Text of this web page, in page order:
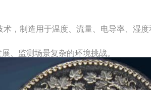
，制造用于温度、流量、电导率、湿
、监测场景复杂的环境挑战。